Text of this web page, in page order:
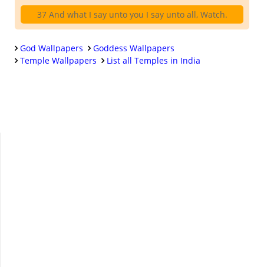
37 And what I say unto you I say unto all, Watch.
God Wallpapers
Goddess Wallpapers
Temple Wallpapers
List all Temples in India